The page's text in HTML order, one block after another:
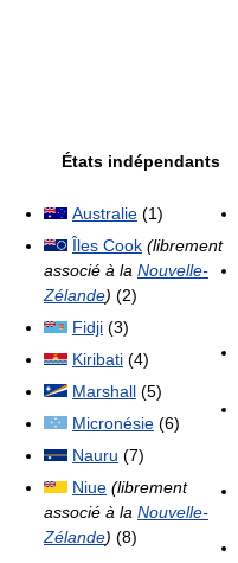
États indépendants
Australie (1)
Îles Cook (librement
associé à la Nouvelle-
Zélande) (2)
Fidji (3)
Kiribati (4)
Marshall (5)
Micronésie (6)
Nauru (7)
Niue (librement
associé à la Nouvelle-
Zélande) (8)